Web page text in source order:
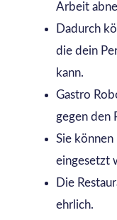
Arbeit
Dadurch
die dein
kann.
Gastro
gegen den
Sie
eingesetzt
Die
ehrlich.